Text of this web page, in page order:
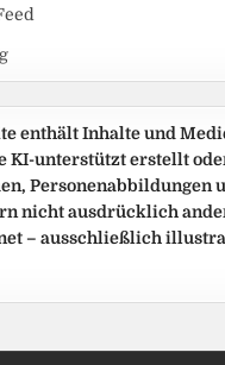
enthält Inhalte und
KI-unterstützt erstellt
Personenabbildungen
nicht ausdrücklich
– ausschließlich